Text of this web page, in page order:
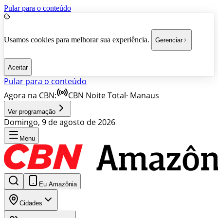
Pular para o conteúdo
Usamos cookies para melhorar sua experiência. Gerenciar
Aceitar
Pular para o conteúdo
Agora na CBN:
CBN Noite Total· Manaus
Ver programação
Domingo, 9 de agosto de 2026
Menu
Eu Amazônia
Cidades